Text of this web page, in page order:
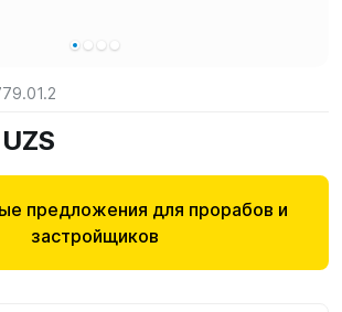
предложения для прорабов и
застройщиков